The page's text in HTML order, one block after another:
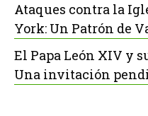
Ataques contra la
York: Un Patrón de
El Papa León XIV y
Una invitación